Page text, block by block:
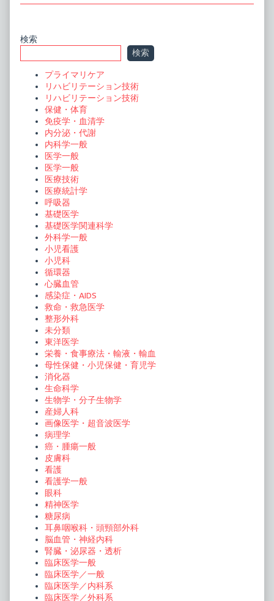
Primary
Sidebar
検索
検索
プライマリケア
リハビリテーション技術
リハビリテーション技術
保健・体育
免疫学・血清学
内分泌・代謝
内科学一般
医学一般
医学一般
医療技術
医療統計学
呼吸器
基礎医学
基礎医学関連科学
外科学一般
小児看護
小児科
循環器
心臓血管
感染症・AIDS
救命・救急医学
整形外科
未分類
東洋医学
栄養・食事療法・輸液・輸血
母性保健・小児保健・育児学
消化器
生命科学
生物学・分子生物学
産婦人科
画像医学・超音波医学
病理学
癌・腫瘍一般
皮膚科
看護
看護学一般
眼科
精神医学
糖尿病
耳鼻咽喉科・頭頸部外科
脳血管・神経内科
腎臓・泌尿器・透析
臨床医学一般
臨床医学／一般
臨床医学／内科系
臨床医学／外科系